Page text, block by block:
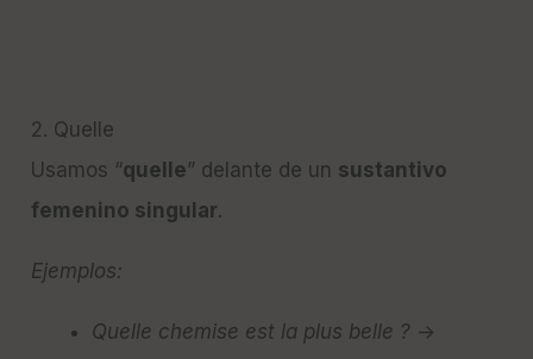
2. Quelle
Usamos “quelle” delante de un sustantivo
femenino singular.
Ejemplos:
Quelle chemise est la plus belle ? →